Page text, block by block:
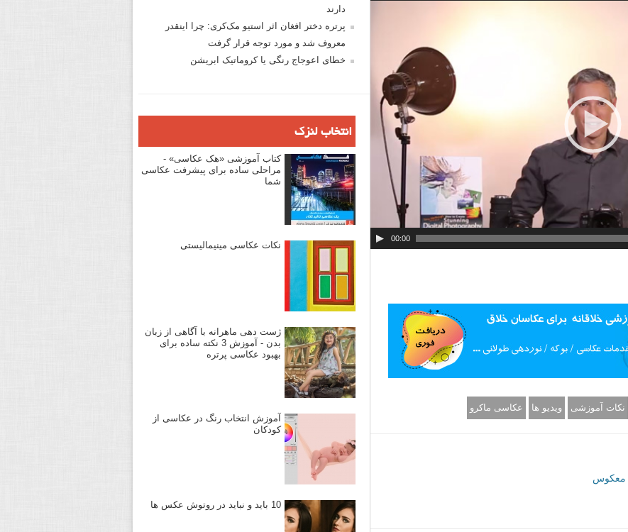
ر
و
ی
د
ی
و
00:00
نکات آموزشی ویدیو ها عکاسی ماکرو
معکوس
دارند
پرتره دختر افغان اثر استیو مک‌کری: چرا اینقدر
معروف شد و مورد توجه قرار گرفت
خطای اعوجاج رنگی یا کروماتیک ابریشن
انتخاب لنزک
کتاب آموزشی «هک عکاسی» -
مراحلی ساده برای پیشرفت عکاسی
شما
نکات عکاسی مینیمالیستی
ژست دهی ماهرانه با آگاهی از زبان
بدن - آموزش 3 نکته ساده برای
بهبود عکاسی پرتره
آموزش انتخاب رنگ در عکاسی از
کودکان
10 باید و نباید در روتوش عکس ها